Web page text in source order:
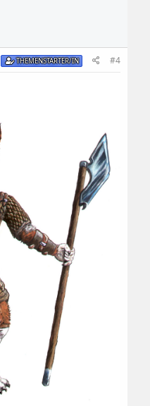
THEMENSTARTER/IN #4